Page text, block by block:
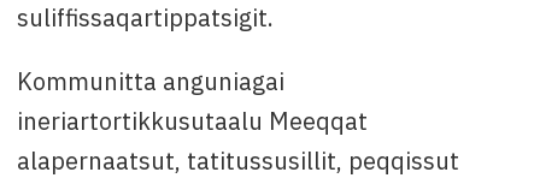
suliffissaqartippatsigit.
Kommunitta anguniagai
ineriartortikkusutaalu Meeqqat
alapernaatsut, tatitussusillit, peqqissut